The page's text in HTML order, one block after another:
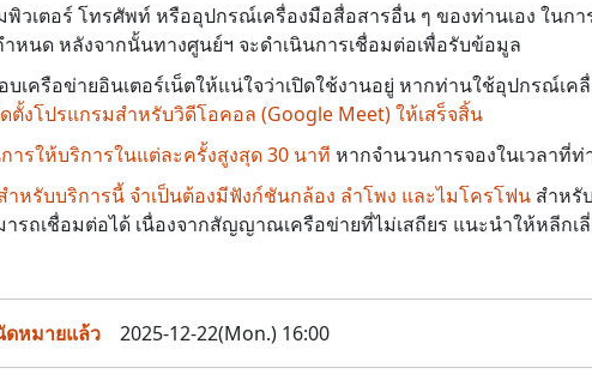
วเตอร์ โทรศัพท์ หรืออุปกรณ์เครื่องมือสื่อสารอื่น ๆ ของท่านเอง ในก
หนด หลังจากนั้นทางศูนย์ฯ จะดำเนินการเชื่อมต่อเพื่อรับข้อมูล
บเครือข่ายอินเตอร์เน็ตให้แน่ใจว่าเปิดใช้งานอยู่ หากท่านใช้อุปกรณ์เ
ตั้งโปรแกรมสำหรับวิดีโอคอล (Google Meet) ให้เสร็จสิ้น
การให้บริการในแต่ละครั้งสูงสุด 30 นาที หากจำนวนการจองในเวลาที่
หรับบริการนี้ จำเป็นต้องมีฟังก์ชันกล้อง ลำโพง และไมโครโฟน สำหรั
รถเชื่อมต่อได้ เนื่องจากสัญญาณเครือข่ายที่ไม่เสถียร แนะนำให้หลีกเ
ดหมายแล้ว 2025-12-22(Mon.) 16:00